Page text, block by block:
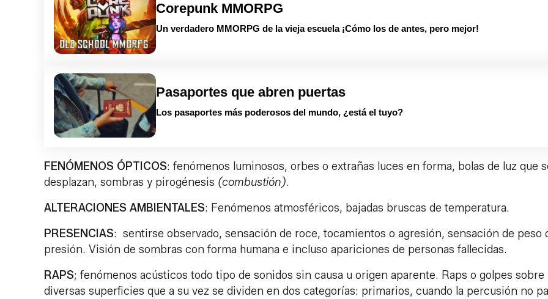
Corepunk MMORPG
Un verdadero MMORPG de la vieja escuela ¡Cómo los de antes, pero mejor!
Pasaportes que abren puertas
Los pasaportes más poderosos del mundo, ¿está el tuyo?
FENÓMENOS ÓPTICOS: fenómenos luminosos, orbes o extrañas luces en forma, bolas de luz que
desplazan, sombras y pirogénesis (combustión).
ALTERACIONES AMBIENTALES: Fenómenos atmosféricos, bajadas bruscas de temperatura.
PRESENCIAS: sentirse observado, sensación de roce, tocamientos o agresión, sensación de peso
presión. Visión de sombras con forma humana e incluso apariciones de personas fallecidas.
RAPS; fenómenos acústicos todo tipo de sonidos sin causa u origen aparente. Raps o golpes sobre
diversas superficies que a su vez se dividen en dos categorías: primarios, cuando la percusión no